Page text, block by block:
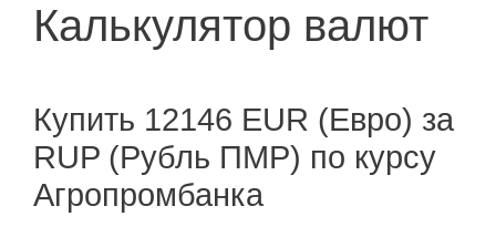
Калькулятор валют
Купить 12146 EUR (Евро) за
RUP (Рубль ПМР) по курсу
Агропромбанка